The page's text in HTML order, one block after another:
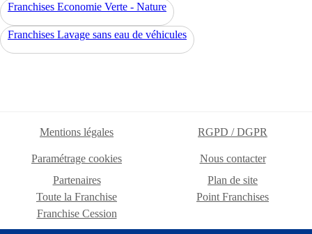
Franchises Economie Verte - Nature
Franchises Lavage sans eau de véhicules
Mentions légales RGPD / DGPR
Paramétrage cookies
Nous contacter
Partenaires
Plan de site
Toute la Franchise
Point Franchises
Franchise Cession